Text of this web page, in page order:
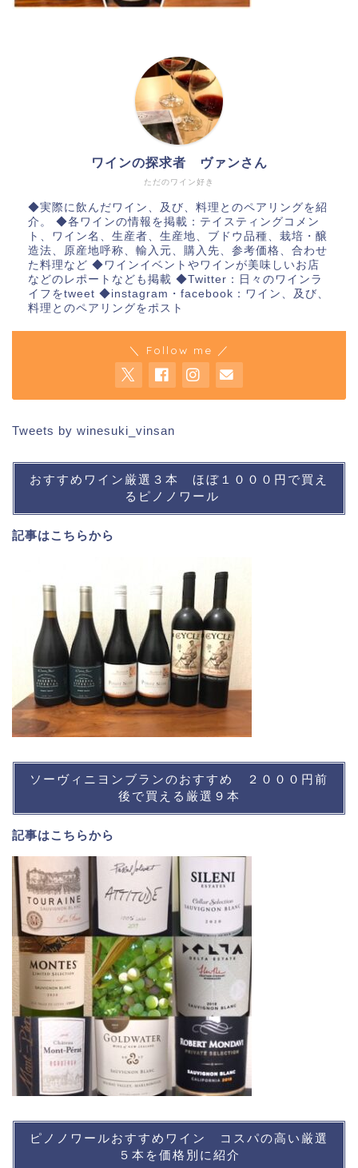
ただのワイン好き
ワインの探求者 ヴァンさん
◆実際に飲んだワイン、及び、料理とのペアリングを紹
介。 ◆各ワインの情報を掲載：テイスティングコメン
ト、ワイン名、生産者、生産地、ブドウ品種、栽培・醸
造法、原産地呼称、輸入元、購入先、参考価格、合わせ
た料理など ◆ワインイベントやワインが美味しいお店
などのレポートなども掲載 ◆Twitter：日々のワインラ
イフをtweet ◆instagram・facebook：ワイン、及び、
料理とのペアリングをポスト
＼ Follow me ／
Tweets by winesuki_vinsan
おすすめワイン厳選３本 ほぼ１０００円で買え
るピノノワール
記事はこちらから
ソーヴィニヨンブランのおすすめ ２０００円前
後で買える厳選９本
記事はこちらから
ピノノワールおすすめワイン コスパの高い厳選
５本を価格別に紹介